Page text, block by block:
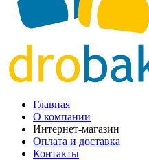
Главная
О компании
Интернет-магазин
Оплата и доставка
Контакты